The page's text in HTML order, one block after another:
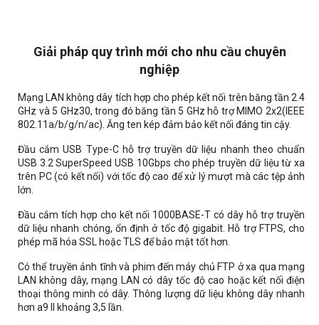
Giải pháp quy trình mới cho nhu cầu chuyên
nghiệp
Mạng LAN không dây tích hợp cho phép kết nối trên băng tần 2.4
GHz và 5 GHz30, trong đó băng tần 5 GHz hỗ trợ MIMO 2x2(IEEE
802.11a/b/g/n/ac). Ăng ten kép đảm bảo kết nối đáng tin cậy.
Đầu cắm USB Type-C hỗ trợ truyền dữ liệu nhanh theo chuẩn
USB 3.2 SuperSpeed USB 10Gbps cho phép truyền dữ liệu từ xa
trên PC (có kết nối) với tốc độ cao để xử lý mượt mà các tệp ảnh
lớn.
Đầu cắm tích hợp cho kết nối 1000BASE-T có dây hỗ trợ truyền
dữ liệu nhanh chóng, ổn định ở tốc độ gigabit. Hỗ trợ FTPS, cho
phép mã hóa SSL hoặc TLS để bảo mật tốt hơn.
Có thể truyền ảnh tĩnh và phim đến máy chủ FTP ở xa qua mạng
LAN không dây, mạng LAN có dây tốc độ cao hoặc kết nối điện
thoại thông minh có dây. Thông lượng dữ liệu không dây nhanh
hơn a9 II khoảng 3,5 lần.